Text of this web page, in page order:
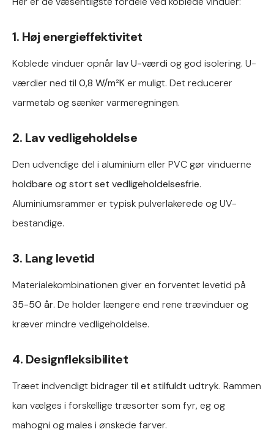
1. Høj energieffektivitet
Koblede vinduer opnårlav U-værdi og god isolering. U-
værdier ned til 0,8 W/m²Ker muligt. Det reducerer
varmetab og sænker varmeregningen.
2. Lav vedligeholdelse
Den udvendige del i aluminium eller PVC gør vinduerne
holdbare og stort set vedligeholdelsesfrie.
Aluminiumsrammer er typisk pulverlakerede og UV-
bestandige.
3. Lang levetid
Materialekombinationen giver en forventet levetid på
35-50 år. De holder længere end rene trævinduer og
kræver mindre vedligeholdelse.
4. Designfleksibilitet
Træet indvendigt bidrager til et stilfuldt udtryk. Rammen
kan vælges i forskellige træsorter som fyr, eg og
mahogni og males i ønskede farver.